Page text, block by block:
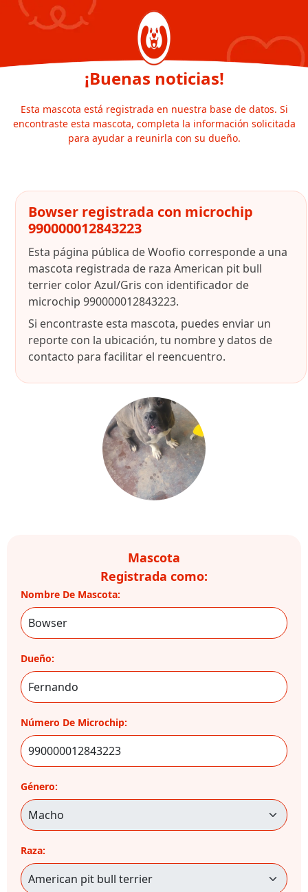
¡Buenas noticias!
Esta mascota está registrada en nuestra base de datos. Si
encontraste esta mascota, completa la información solicitada
para ayudar a reunirla con su dueño.
Bowser registrada con microchip
990000012843223
Esta página pública de Woofio corresponde a una
mascota registrada de raza American pit bull
terrier color Azul/Gris con identificador de
microchip 990000012843223.
Si encontraste esta mascota, puedes enviar un
reporte con la ubicación, tu nombre y datos de
contacto para facilitar el reencuentro.
Mascota
Registrada como:
Nombre De Mascota:
Dueño:
Número De Microchip:
Género:
Raza: